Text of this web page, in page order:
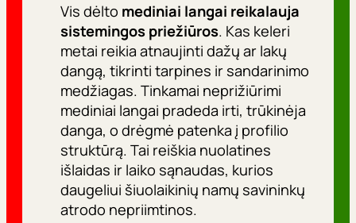
Vis dėlto mediniai langai reikalauja
sistemingos priežiūros. Kas keleri
metai reikia atnaujinti dažų ar lakų
dangą, tikrinti tarpines ir sandarinimo
medžiagas. Tinkamai neprižiūrimi
mediniai langai pradeda irti, trūkinėja
danga, o drėgmė patenka į profilio
struktūrą. Tai reiškia nuolatines
išlaidas ir laiko sąnaudas, kurios
daugeliui šiuolaikinių namų savininkų
atrodo nepriimtinos.